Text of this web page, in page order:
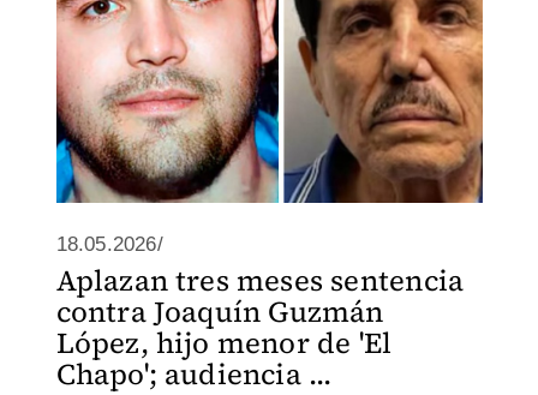
18.05.2026/
Aplazan tres meses sentencia
contra Joaquín Guzmán
López, hijo menor de 'El
Chapo'; audiencia ...